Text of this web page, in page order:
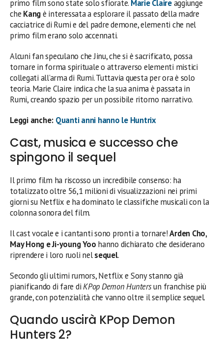
primo film sono state solo sfiorate. Marie Claireaggiunge
che Kangè interessata a esplorare il passato della madre
cacciatrice di Rumi e del padre demone, elementi che nel
primo film erano solo accennati.
Alcuni fan speculano che Jinu, che si è sacrificato, possa
tornare in forma spirituale o attraverso elementi mistici
collegati all’arma di Rumi. Tuttavia questa per ora è solo
teoria. Marie Claire indica che la sua anima è passata in
Rumi, creando spazio per un possibile ritorno narrativo.
Leggi anche: Quanti anni hanno le Huntrix
Cast, musica e successo che
spingono il sequel
Il primo film ha riscosso un incredibile consenso: ha
totalizzato oltre 56,1 milioni di visualizzazioni nei primi
giorni su Netflix e ha dominato le classifiche musicali con la
colonna sonora del film.
Il cast vocale e i cantanti sono pronti a tornare!Arden Cho,
May Hong e Ji-young Yoo hanno dichiarato che desiderano
riprendere i loro ruoli nelsequel.
Secondo gli ultimi rumors, Netflix e Sony stanno già
pianificando di fare diKPop Demon Huntersun franchise più
grande, con potenzialità che vanno oltre il semplice sequel.
Quando uscirà KPop Demon
Hunters 2?